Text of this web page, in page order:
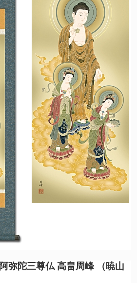
阿弥陀三尊仏 高畠周峰 （暁山